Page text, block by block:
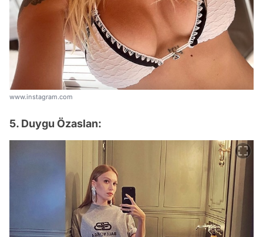
www.instagram.com
5. Duygu Özaslan: